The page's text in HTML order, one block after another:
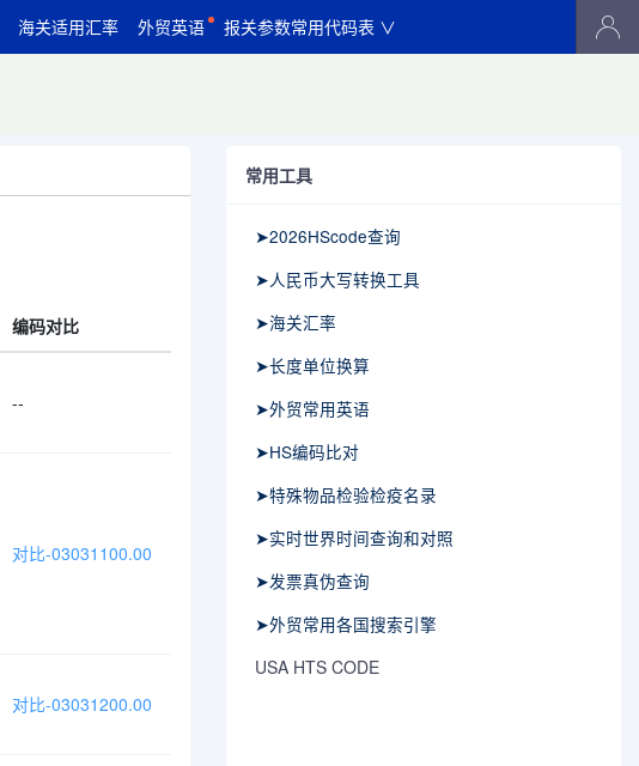
海关适用汇率 外贸英语 报关参数常用代码表 ∨
编码对比
--
对比-03031100.00
对比-03031200.00
常用工具
➤2026HScode查询
➤人民币大写转换工具
➤海关汇率
➤长度单位换算
➤外贸常用英语
➤HS编码比对
➤特殊物品检验检疫名录
➤实时世界时间查询和对照
➤发票真伪查询
➤外贸常用各国搜索引擎
USA HTS CODE